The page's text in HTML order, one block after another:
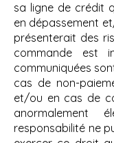
sa ligne de crédit
en dépassement
présenterait des
commande est
communiquées
cas de non-
et/ou en cas de
anormalement
responsabilité ne